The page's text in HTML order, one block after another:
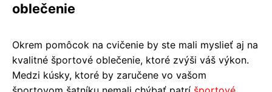
oblečenie
Okrem pomôcok na cvičenie by ste mali myslieť aj na
kvalitné športové oblečenie, ktoré zvýši váš výkon.
Medzi kúsky, ktoré by zaručene vo vašom